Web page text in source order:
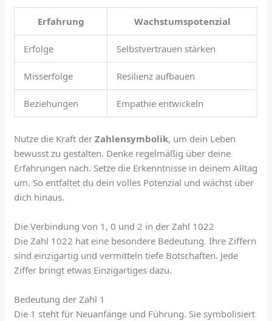
Erfahrung Wachstumspotenzial
Erfolge Selbstvertrauen stärken
Misserfolge Resilienz aufbauen
Beziehungen Empathie entwickeln
Nutze die Kraft derZahlensymbolik, um dein Leben
bewusst zu gestalten. Denke regelmäßig über deine
Erfahrungen nach. Setze die Erkenntnisse in deinem Alltag
um. So entfaltet du dein volles Potenzial und wächst über
dich hinaus.
Die Verbindung von 1, 0 und 2 in der Zahl 1022
Die Zahl 1022 hat eine besondere Bedeutung. Ihre Ziffern
sind einzigartig und vermitteln tiefe Botschaften. Jede
Ziffer bringt etwas Einzigartiges dazu.
Bedeutung der Zahl 1
Die 1 steht für Neuanfänge und Führung. Sie symbolisiert